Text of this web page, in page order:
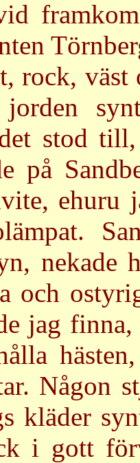
rock,
jorden
stod
på
ehuru
nekade
och
jag
kläder
i gott